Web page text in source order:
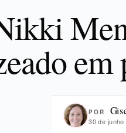
em
POR
30 de